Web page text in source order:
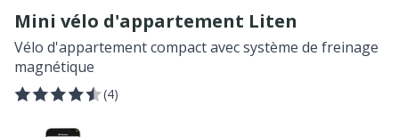
Mini vélo d'appartement Liten
Vélo d'appartement compact avec système de freinage
magnétique
(4)